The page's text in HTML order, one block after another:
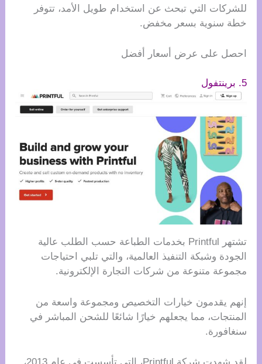
للشركات التي تبحث عن استخدام طويل الأمد، تتوفر
خطة سنوية بسعر مخفض.
احصل على عرض أسعار أفضل
5. برينتفول
تشتهر Printful بخدمات الطباعة حسب الطلب عالية
الجودة وشبكة التنفيذ العالمية، والتي تلبي احتياجات
مجموعة متنوعة من شركات التجارة الإلكترونية.
إنهم يقدمون خيارات التخصيص ومجموعة واسعة من
المنتجات، مما يجعلهم خيارًا شائعًا للشحن المباشر في
سنغافورة.